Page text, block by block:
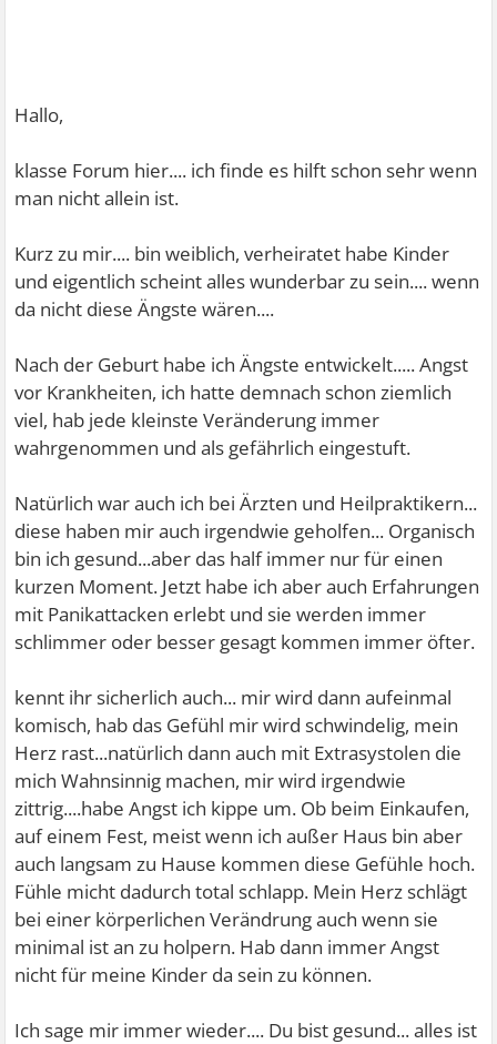
Hallo,
klasse Forum hier.... ich finde es hilft schon sehr wenn
man nicht allein ist.
Kurz zu mir.... bin weiblich, verheiratet habe Kinder
und eigentlich scheint alles wunderbar zu sein.... wenn
da nicht diese Ängste wären....
Nach der Geburt habe ich Ängste entwickelt..... Angst
vor Krankheiten, ich hatte demnach schon ziemlich
viel, hab jede kleinste Veränderung immer
wahrgenommen und als gefährlich eingestuft.
Natürlich war auch ich bei Ärzten und Heilpraktikern...
diese haben mir auch irgendwie geholfen... Organisch
bin ich gesund...aber das half immer nur für einen
kurzen Moment. Jetzt habe ich aber auch Erfahrungen
mit Panikattacken erlebt und sie werden immer
schlimmer oder besser gesagt kommen immer öfter.
kennt ihr sicherlich auch... mir wird dann aufeinmal
komisch, hab das Gefühl mir wird schwindelig, mein
Herz rast...natürlich dann auch mit Extrasystolen die
mich Wahnsinnig machen, mir wird irgendwie
zittrig....habe Angst ich kippe um. Ob beim Einkaufen,
auf einem Fest, meist wenn ich außer Haus bin aber
auch langsam zu Hause kommen diese Gefühle hoch.
Fühle micht dadurch total schlapp. Mein Herz schlägt
bei einer körperlichen Verändrung auch wenn sie
minimal ist an zu holpern. Hab dann immer Angst
nicht für meine Kinder da sein zu können.
Ich sage mir immer wieder.... Du bist gesund... alles ist